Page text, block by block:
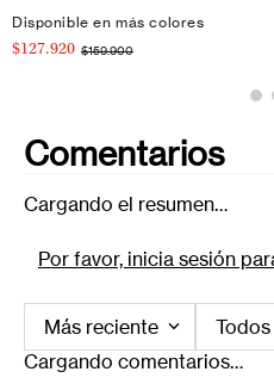
Disponible en más colores
$127.920 $159.900
Comentarios
Cargando el resumen…
Por favor, inicia sesión
Más reciente
Todos
Cargando comentarios…